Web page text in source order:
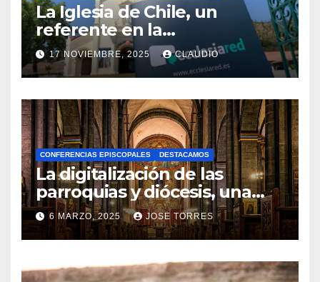
La Iglesia de Chile, un
referente en la
transformación digital
gracias a Ecclesiared
17 NOVIEMBRE, 2025 CLAUDIO
N
O
H
A
Y
C
O
M
N
CONFERENCIAS EPISCOPALES DESTACAMOS
La digitalización de las
parroquias y diócesis, una
realidad ya para el futuro de
la Iglesia
6 MARZO, 2025 JOSE TORRES
N
O